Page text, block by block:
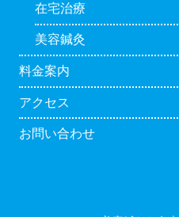
在宅治療
美容鍼灸
料金案内
アクセス
お問い合わせ